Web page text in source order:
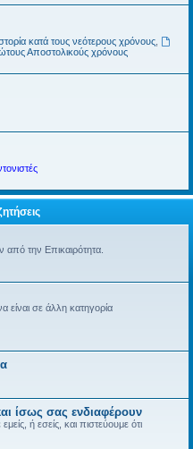
κατά τους νεότερους χρόνους,
Αποστολικούς χρόνους
από την Επικαιρότητα.
σε άλλη κατηγορία
ίσως σας ενδιαφέρουν
ή εσείς, και πιστεύουμε ότι